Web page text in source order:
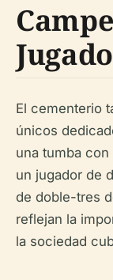
El cementerio
únicos
una tumba
un jugador de
de doble-tres
reflejan la
la sociedad